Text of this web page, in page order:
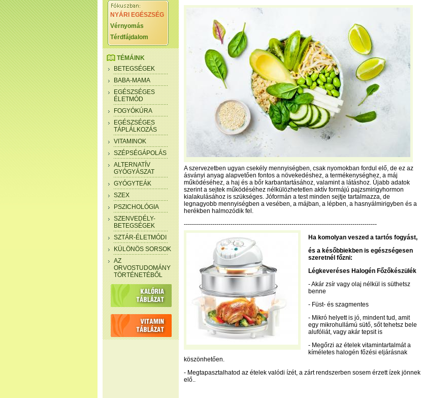
NYÁRI EGÉSZSÉG
Vérnyomás
Térdfájdalom
TÉMÁINK
BETEGSÉGEK
BABA-MAMA
EGÉSZSÉGES
ÉLETMÓD
FOGYÓKÚRA
EGÉSZSÉGES
TÁPLÁLKOZÁS
VITAMINOK
SZÉPSÉGÁPOLÁS
ALTERNATÍV
GYÓGYÁSZAT
GYÓGYTEÁK
SZEX
PSZICHOLÓGIA
SZENVEDÉLY-
BETEGSÉGEK
SZTÁR-ÉLETMÓDI
KÜLÖNÖS SORSOK
AZ
ORVOSTUDOMÁNY
TÖRTÉNETÉBŐL
A szervezetben ugyan csekély mennyiségben, csak nyomokban fordul elő, de ez az
ásványi anyag alapvetően fontos a növekedéshez, a termékenységhez, a máj
működéséhez, a haj és a bőr karbantartásához, valamint a látáshoz. Újabb adatok
szerint a sejtek működéséhez nélkülözhetetlen aktív formájú pajzsmirigyhormon
kialakulásához is szükséges. Jóformán a test minden sejtje tartalmazza, de
legnagyobb mennyiségben a vesében, a májban, a lépben, a hasnyálmirigyben és a
herékben halmozódik fel.
-----------------------------------------------------------------------------------------------
Ha komolyan veszed a tartós fogyást,
és a későbbiekben is egészségesen
szeretnél főzni:
Légkeveréses Halogén Főzőkészülék
- Akár zsír vagy olaj nélkül is süthetsz
benne
- Füst- és szagmentes
- Mikró helyett is jó, mindent tud, amit
egy mikrohullámú sütő, sőt tehetsz bele
alufóliát, vagy akár tepsit is
- Megőrzi az ételek vitamintartalmát a
kíméletes halogén főzési eljárásnak
köszönhetően.
- Megtapasztalhatod az ételek valódi ízét, a zárt rendszerben sosem érzett ízek jönnek
elő..